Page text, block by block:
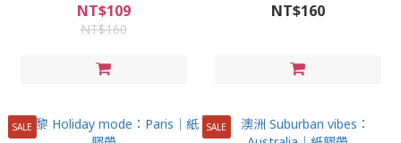
NT$109
NT$160
NT$160
SALE SALE